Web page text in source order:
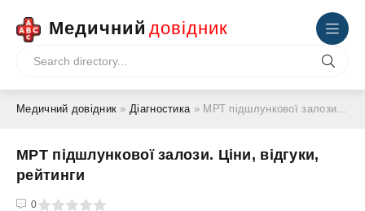
Медичний довідник
Медичний довідник »Діагностика» МРТ підшлункової залози. Ціни, відгуки, рейтинги
МРТ підшлункової залози. Ціни, відгуки,
рейтинги
0
5